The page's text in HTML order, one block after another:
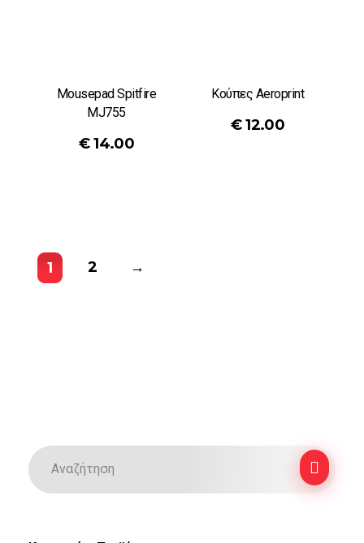
Mousepad Spitfire
MJ755
€ 14.00
Κούπες Aeroprint
€ 12.00
1 2 →